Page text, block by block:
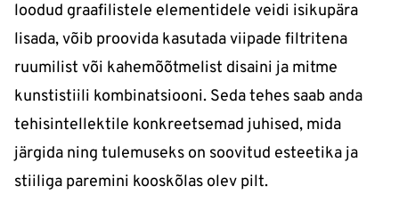
loodud graafilistele elementidele veidi isikupära
lisada, võib proovida kasutada viipade filtritena
ruumilist või kahemõõtmelist disaini ja mitme
kunstistiili kombinatsiooni. Seda tehes saab anda
tehisintellektile konkreetsemad juhised, mida
järgida ning tulemuseks on soovitud esteetika ja
stiiliga paremini kooskõlas olev pilt.